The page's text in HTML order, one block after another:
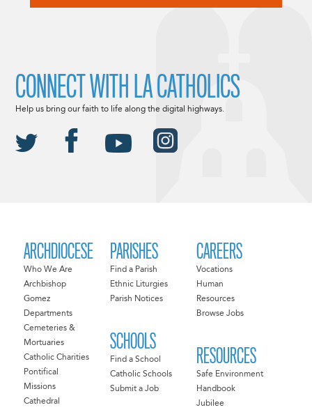
ARCHDIOCESE
Who We Are
Archbishop
Gomez
Departments
Cemeteries &
Mortuaries
Catholic Charities
Pontifical
Missions
Cathedral
PARISHES
Find a Parish
Ethnic Liturgies
Parish Notices
SCHOOLS
Find a School
Catholic Schools
Submit a Job
CAREERS
Vocations
Human
Resources
Browse Jobs
RESOURCES
Safe Environment
Handbook
Jubilee
CONNECT WITH LA CATHOLICS
Help us bring our faith to life along the digital highways.